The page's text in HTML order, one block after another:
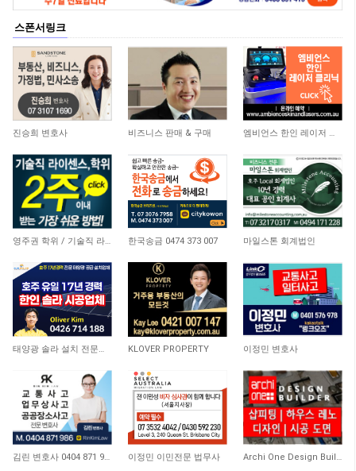
스폰서링크
8,151
진승희 변호사 6,187
비즈니스 판매 & 구매 5,138 엠비언스 한인 레이저 클리닉
21,119 영주권 학위 / 기술직 라이센스 최소2주안에 받기! (요리, 페인팅, 용접, 차일드케어 등… 10,436
한국송금 0474 373 007 4,094
마일스톤 회계법인
8,819 태양광 솔라 설치 전문업체 8,567
KLOVER PROPERTY 10,658
이정민 변호사
10,534 김린 변호사 0404 871 986 10,251
이정민 이민전문 법무사 8,529 Archi One Design Builder